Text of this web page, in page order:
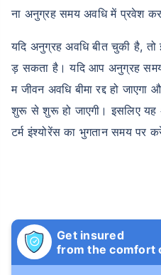
ना अनुग्रह समय अवधि में प्रवेश
यदि अनुग्रह अवधि बीत चुकी है,
ड़ सकता है। यदि आप अनुग्रह
म जीवन अवधि बीमा रद्द हो जाएगा
शुरू से शुरू हो जाएगी। इसलिए
टर्म इंश्योरेंस का भुगतान समय पर
Get insured
from the comfort